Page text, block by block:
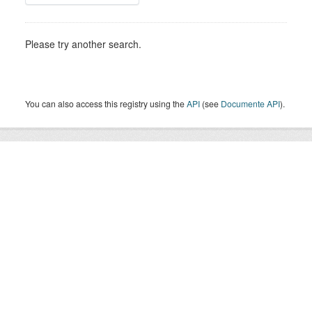
Please try another search.
You can also access this registry using theAPI (see Documente API).